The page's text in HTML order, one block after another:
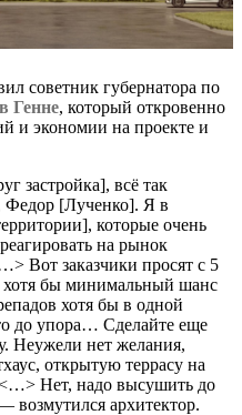
советник губернатора по
Генне, который откровенно
и экономии на проекте и
застройка], всё так
Федор [Лученко]. Я в
которые очень
на рынок
Вот заказчики просят с 5
хотя бы минимальный шанс
хотя бы в одной
до упора… Сделайте еще
Неужели нет желания,
открытую террасу на
<…> Нет, надо высушить до
возмутился архитектор.